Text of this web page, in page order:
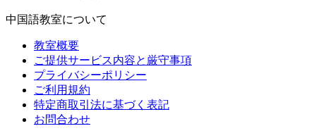
中国語教室について
教室概要
ご提供サービス内容と厳守事項
プライバシーポリシー
ご利用規約
特定商取引法に基づく表記
お問合わせ